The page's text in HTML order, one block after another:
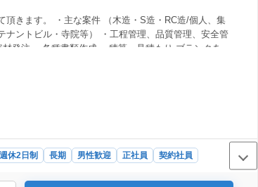
やすい職場です。現場では休憩時間が120分と長
ます。シニア層も安心して働けるような柔軟なサ
きます。 ・主な案件 （木造・S造・RC造/個人、集
ナントビル・寺院等） ・工程管理、品質管理、安全管
発注 ・各種書類作成 ・積算、見積もり ブランクある
週休2日制 長期 男性歓迎 正社員
契約社員